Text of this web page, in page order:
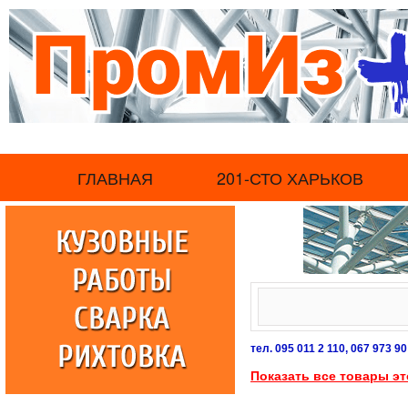
.
ГЛАВНАЯ 201-СТО ХАРЬКОВ
тел. 095 011 2 110, 067 973
Показать все товары